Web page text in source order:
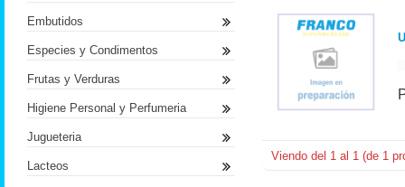
Viendo del 1 al 1 (de 1
Embutidos
Especies y Condimentos
Frutas y Verduras
Higiene Personal y Perfumeria
Jugueteria
Lacteos